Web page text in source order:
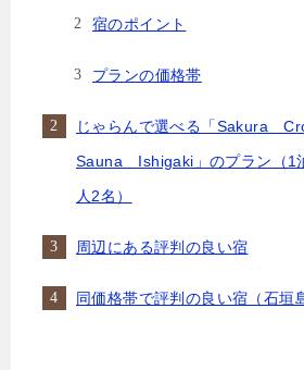
宿のポイント
プランの価格帯
じゃらんで選べる「Sakura
Sauna Ishigaki」のプラン（1
人2名）
周辺にある評判の良い宿
同価格帯で評判の良い宿（石垣